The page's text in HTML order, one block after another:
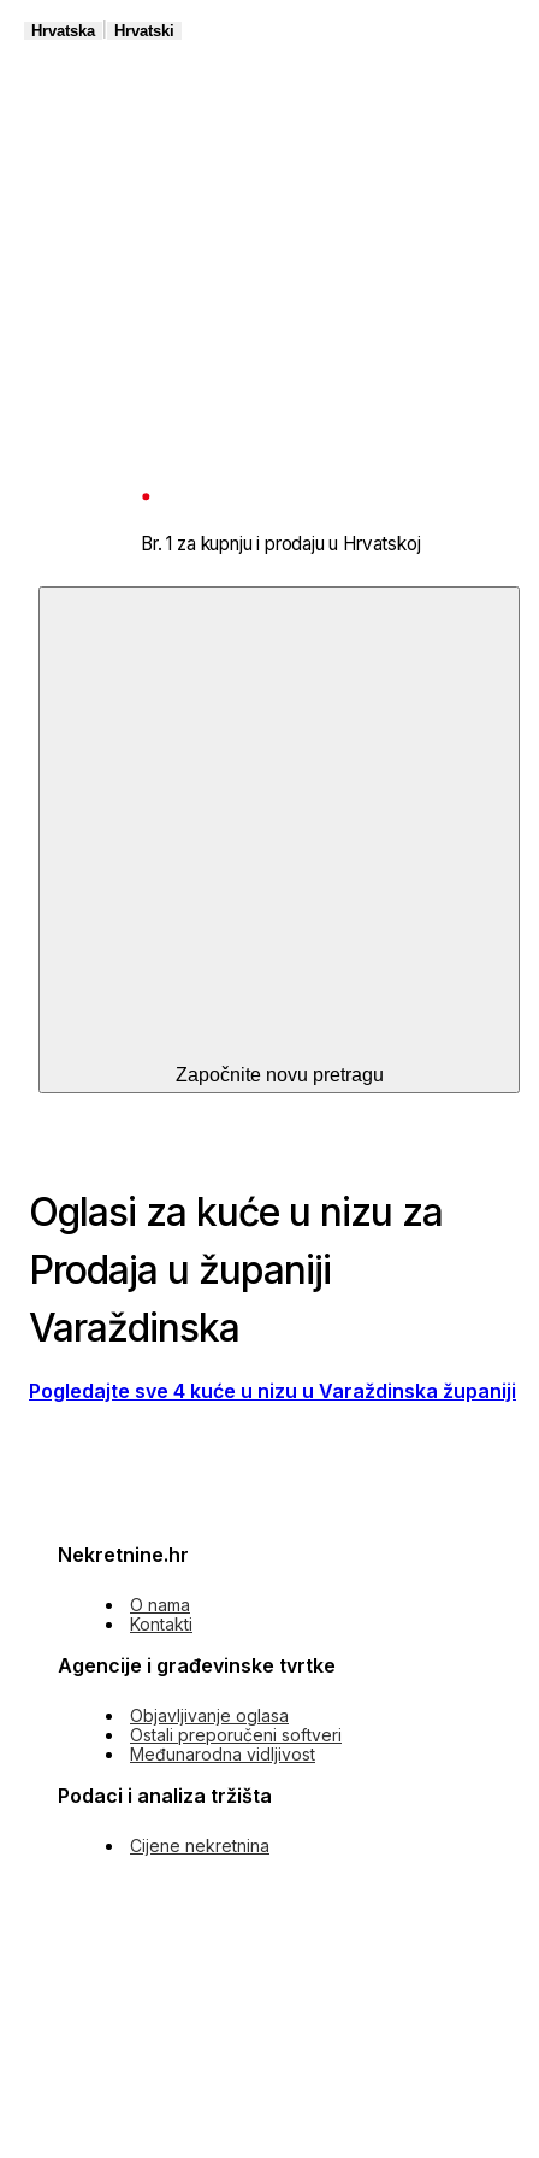
Hrvatska Hrvatski
Br. 1 za kupnju i prodaju u Hrvatskoj
Započnite novu pretragu
Oglasi za kuće u nizu za
Prodaja u županiji
Varaždinska
Pogledajte sve 4 kuće u nizu u Varaždinska županiji
Nekretnine.hr
O nama
Kontakti
Agencije i građevinske tvrtke
Objavljivanje oglasa
Ostali preporučeni softveri
Međunarodna vidljivost
Podaci i analiza tržišta
Cijene nekretnina